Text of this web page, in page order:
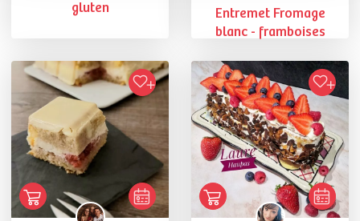
gluten
Entremet Fromage
blanc - framboises